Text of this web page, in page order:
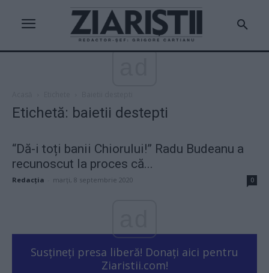
Etichetă: baietii destepti
“Dă-i toți banii Chiorului!” Radu Budeanu a
recunoscut la proces că...
Redacţia marți, 8 septembrie 2020 0
Susțineți presa liberă! Donați aici pentru
Ziaristii.com!